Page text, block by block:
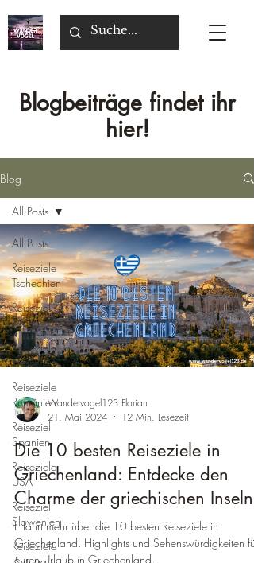
Blogbeiträge findet ihr
hier!
Blog
All Posts
Reiseziele
Tschechien
Reiseziel
Malta
Reiseziele
Hessen
Reiseziele
Rumänien
Reiseziel
Spanien
Reiseziele
USA
Reiseziel
Slowenien
Reiseziele
All Posts
Wandervogel123 Florian
21. Mai 2024
12 Min. Lesezeit
Die 10 besten Reiseziele in
Griechenland: Entdecke den
Charme der griechischen Inseln
Erfahrt mehr über die 10 besten Reiseziele in
Griechenland. Highlights und Sehenswürdigkeiten für
euren Urlaub in Griechenland.